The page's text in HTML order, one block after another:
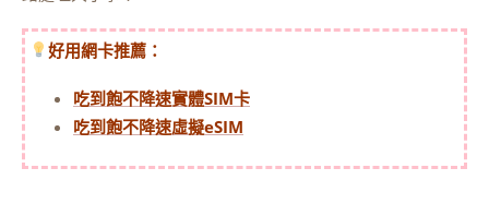
好用網卡推薦：
吃到飽不降速實體SIM卡
吃到飽不降速虛擬eSIM